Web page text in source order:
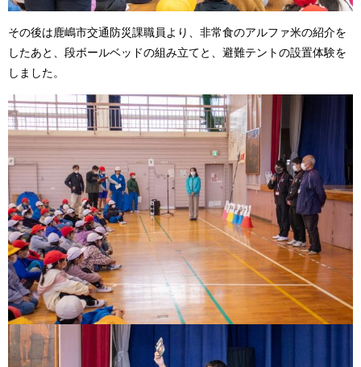
その後は鹿嶋市交通防災課職員より、非常食のアルファ米の紹介を
したあと、段ボールベッドの組み立てと、避難テントの設置体験を
しました。